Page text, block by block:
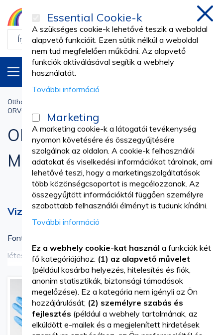
TERMÉKEK
Otthon
ORVOSI VIZSGÁLATI ÉS MŰTÉTI KESZTYŰK
ORVOSI VIZSGÁLATI ÉS
MŰTÉTI KESZTYŰK
Vizsgáló és sebészeti kesztyűk
Fontos orvosi termékek az egészségügyi
létesítményekben. Több mint 28 éves tapasztalattal a
Vetro Design széles választékot kínál sebészeti és
vizsgáló kesztyűkből különféle célokra és igényekre.
Böngésszen alkategóriáink között, és válassza ki azokat a
termékeket, amelyek megfelelnek az igényeinek:
További részletek
Essential Cookie-k
A szükséges cookie-k lehetővé teszik a weboldal
alapvető funkcióit. Ezen sütik nélkül a weboldal
nem tud megfelelően működni. Az alapvető
funkciók aktiválásával segítik a webhely
használatát.
További információ
Marketing
A marketing cookie-k a látogatói tevékenység
nyomon követésére és összegyűjtésére
szolgálnak az oldalon. A cookie-k felhasználói
adatokat és viselkedési információkat tárolnak, ami
lehetővé teszi, hogy a marketingszolgáltatások
több közönségcsoportot is megcélozzanak. Az
összegyűjtött információktól függően személyre
szabottabb felhasználói élményt is tudunk kínálni.
További információ
Ez a webhely cookie-kat használ a funkciók két
fő kategóriájához: (1) az alapvető művelet
(például kosárba helyezés, hitelesítés és fiók,
anonim statisztikák, biztonsági támadások
megelőzése). Ez a kategória nem igényli az Ön
hozzájárulását; (2) személyre szabás és
fejlesztés (például a webhely tartalmának, az
elküldött e-mailek és a megjelenített hirdetések